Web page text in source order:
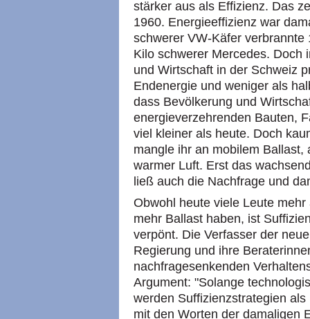
stärker aus als Effizienz. Das
1960. Energieeffizienz war
schwerer VW-Käfer
Kilo schwerer Mercedes. Doch
und Wirtschaft in der Schweiz
Endenergie und weniger als
dass Bevölkerung und
energieverzehrenden Bauten,
viel kleiner als heute. Doch
mangle ihr an mobilem
warmer Luft. Erst das
ließ auch die Nachfrage und
Obwohl heute viele Leute
mehr Ballast haben, ist
verpönt. Die Verfasser der
Regierung und ihre
nachfragesenkenden
Argument: "Solange
werden Suffizienzstrategien
mit den Worten der damaligen